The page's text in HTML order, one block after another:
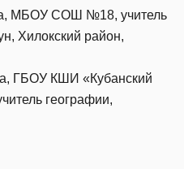
МБОУ СОШ №18, учитель
Хилокский район,
ГБОУ КШИ «Кубанский
географии,